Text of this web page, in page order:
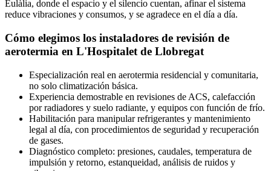
Eulàlia, donde el espacio y el silencio cuentan, afinar el sistema
reduce vibraciones y consumos, y se agradece en el día a día.
Cómo elegimos los instaladores de revisión de
aerotermia en L'Hospitalet de Llobregat
Especialización real en aerotermia residencial y comunitaria,
no solo climatización básica.
Experiencia demostrable en revisiones de ACS, calefacción
por radiadores y suelo radiante, y equipos con función de frío.
Habilitación para manipular refrigerantes y mantenimiento
legal al día, con procedimientos de seguridad y recuperación
de gases.
Diagnóstico completo: presiones, caudales, temperatura de
impulsión y retorno, estanqueidad, análisis de ruidos y